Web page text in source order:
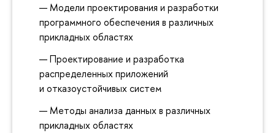
Модели проектирования и разработки
программного обеспечения в различных
прикладных областях
Проектирование и разработка
распределенных приложений
и отказоустойчивых систем
Методы анализа данных в различных
прикладных областях